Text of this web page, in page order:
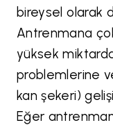
bireysel olarak
Antrenmana
yüksek
problemlerine
kan şekeri)
Eğer